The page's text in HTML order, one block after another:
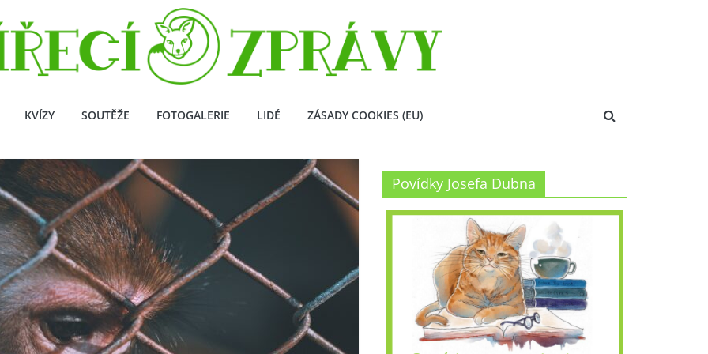
KVÍZY SOUTĚŽE FOTOGALERIE LIDÉ ZÁSADY COOKIES (EU)
Povídky Josefa Dubna